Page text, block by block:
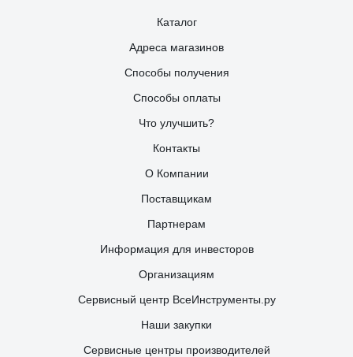
Каталог
Адреса магазинов
Способы получения
Способы оплаты
Что улучшить?
Контакты
О Компании
Поставщикам
Партнерам
Информация для инвесторов
Организациям
Сервисный центр ВсеИнструменты.ру
Наши закупки
Сервисные центры производителей